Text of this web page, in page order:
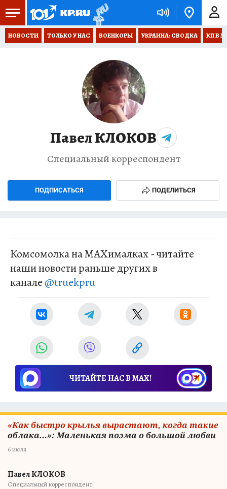
НОВОСТИ ТОЛЬКО У НАС ВОЕНКОРЫ УКРАИНА: СВОДКА КП В
Павел КЛОКОВ
Специальный корреспондент
ПОДПИСАТЬСЯ ПОДЕЛИТЬСЯ
Комсомолка на MAXималках - читайте
наши новости раньше других в
канале @truekpru
ЧИТАЙТЕ НАС В МАХ!
«Как быстро крылья вырастают, когда такие
облака...»: Маленькая поэма о большой любви
6 июля
Павел КЛОКОВ
Специальный корреспондент